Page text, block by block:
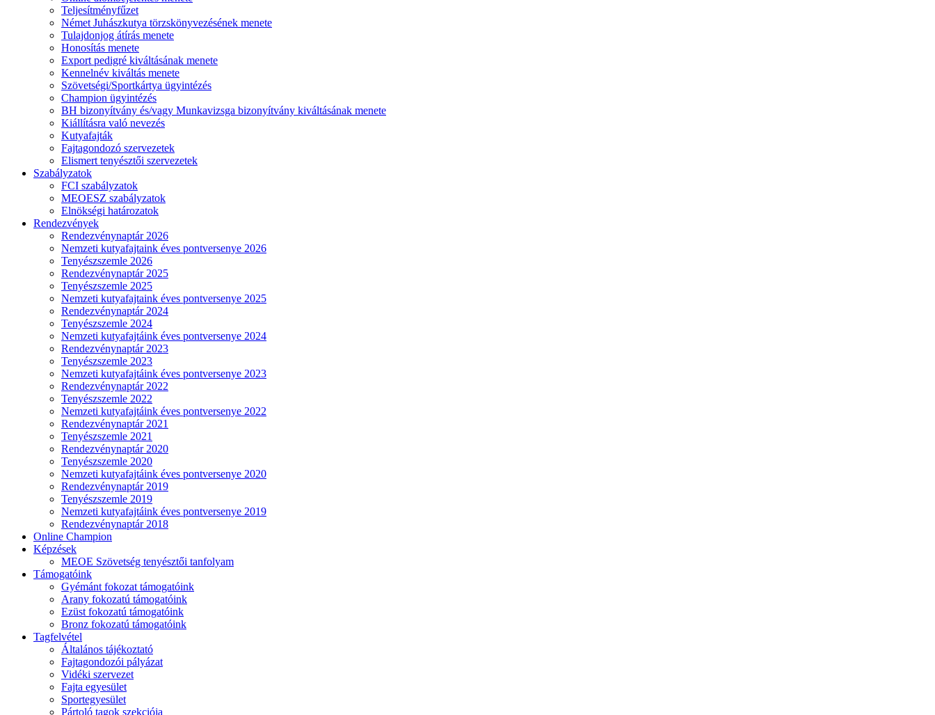
Teljesítményfűzet
Német Juhászkutya törzskönyvezésének menete
Tulajdonjog átírás menete
Honosítás menete
Export pedigré kiváltásának menete
Kennelnév kiváltás menete
Szövetségi/Sportkártya ügyintézés
Champion ügyintézés
BH bizonyítvány és/vagy Munkavizsga bizonyítvány kiváltásának menete
Kiállításra való nevezés
Kutyafajták
Fajtagondozó szervezetek
Elismert tenyésztői szervezetek
Szabályzatok
FCI szabályzatok
MEOESZ szabályzatok
Elnökségi határozatok
Rendezvények
Rendezvénynaptár 2026
Nemzeti kutyafajtaink éves pontversenye 2026
Tenyészszemle 2026
Rendezvénynaptár 2025
Tenyészszemle 2025
Nemzeti kutyafajtaink éves pontversenye 2025
Rendezvénynaptár 2024
Tenyészszemle 2024
Nemzeti kutyafajtáink éves pontversenye 2024
Rendezvénynaptár 2023
Tenyészszemle 2023
Nemzeti kutyafajtáink éves pontversenye 2023
Rendezvénynaptár 2022
Tenyészszemle 2022
Nemzeti kutyafajtáink éves pontversenye 2022
Rendezvénynaptár 2021
Tenyészszemle 2021
Rendezvénynaptár 2020
Tenyészszemle 2020
Nemzeti kutyafajtáink éves pontversenye 2020
Rendezvénynaptár 2019
Tenyészszemle 2019
Nemzeti kutyafajtáink éves pontversenye 2019
Rendezvénynaptár 2018
Online Champion
Képzések
MEOE Szövetség tenyésztői tanfolyam
Támogatóink
Gyémánt fokozat támogatóink
Arany fokozatú támogatóink
Ezüst fokozatú támogatóink
Bronz fokozatú támogatóink
Tagfelvétel
Általános tájékoztató
Fajtagondozói pályázat
Vidéki szervezet
Fajta egyesület
Sportegyesület
Pártoló tagok szekciója